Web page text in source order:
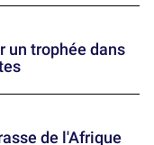
un trophée dans
de l'Afrique